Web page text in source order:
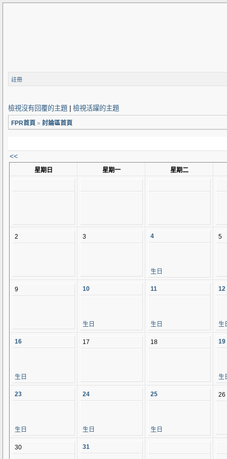
註冊
檢視沒有回覆的主題 檢視活躍的主題
FPR首頁 » 討論區首頁
<<
星期日 星期一 星期二
2 3 4
生日
5
9 10
生日
11
生日
12
生
16
生日
17 18 19
生
23
生日
24
生日
25
生日
26
30 31